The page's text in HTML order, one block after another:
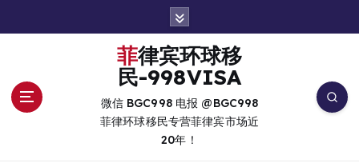
菲律宾环球移
民-998VISA
微信 BGC998 电报 @BGC998
菲律环球移民专营菲律宾市场近
20年！